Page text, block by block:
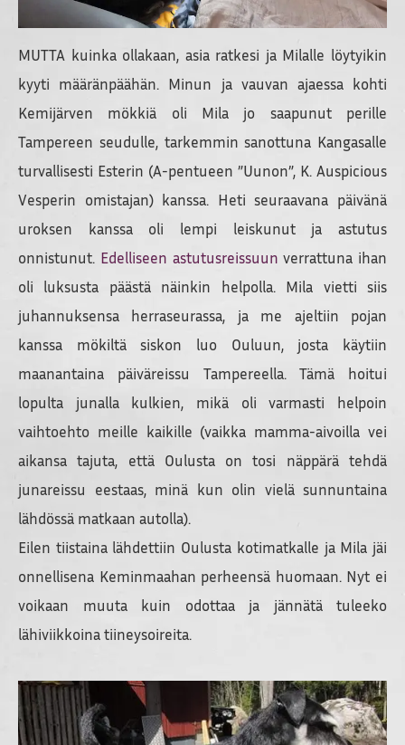
MUTTA kuinka ollakaan, asia ratkesi ja Milalle löytyikin
kyyti määränpäähän. Minun ja vauvan ajaessa kohti
Kemijärven mökkiä oli Mila jo saapunut perille
Tampereen seudulle, tarkemmin sanottuna Kangasalle
turvallisesti Esterin (A-pentueen ”Uunon”, K. Auspicious
Vesperin omistajan) kanssa. Heti seuraavana päivänä
uroksen kanssa oli lempi leiskunut ja astutus
onnistunut. Edelliseen astutusreissuun verrattuna ihan
oli luksusta päästä näinkin helpolla. Mila vietti siis
juhannuksensa herraseurassa, ja me ajeltiin pojan
kanssa mökiltä siskon luo Ouluun, josta käytiin
maanantaina päiväreissu Tampereella. Tämä hoitui
lopulta junalla kulkien, mikä oli varmasti helpoin
vaihtoehto meille kaikille (vaikka mamma-aivoilla vei
aikansa tajuta, että Oulusta on tosi näppärä tehdä
junareissu eestaas, minä kun olin vielä sunnuntaina
lähdössä matkaan autolla).
Eilen tiistaina lähdettiin Oulusta kotimatkalle ja Mila jäi
onnellisena Keminmaahan perheensä huomaan. Nyt ei
voikaan muuta kuin odottaa ja jännätä tuleeko
lähiviikkoina tiineysoireita.